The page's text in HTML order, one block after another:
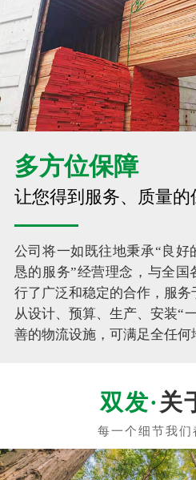
多方位保障
让您得到服务、质量的
公司将一如既往地秉承“良
恳的服务”经营理念，与全
行了广泛和稳定的合作，服务
从设计、预算、生产、安装“
善的物流设施，可满足全任何
关